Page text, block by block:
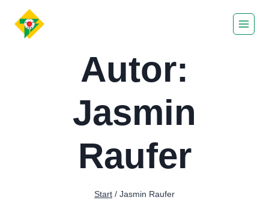
Inhalt
Autor:
Jasmin
Raufer
Start / Jasmin Raufer